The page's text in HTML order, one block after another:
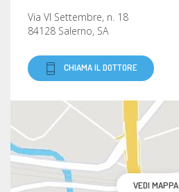
Via VI Settembre, n. 18
84128 Salerno, SA
CHIAMA IL DOTTORE
VEDI MAPPA